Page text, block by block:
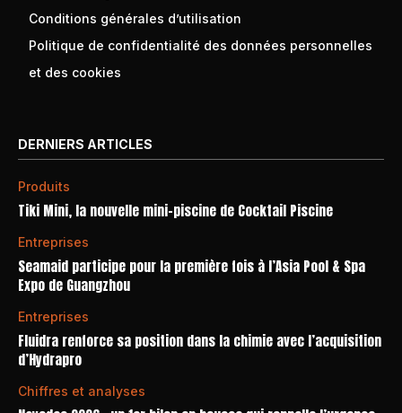
Conditions générales d’utilisation
Politique de confidentialité des données personnelles
et des cookies
DERNIERS ARTICLES
Produits
Tiki Mini, la nouvelle mini-piscine de Cocktail Piscine
Entreprises
Seamaid participe pour la première fois à l’Asia Pool & Spa
Expo de Guangzhou
Entreprises
Fluidra renforce sa position dans la chimie avec l’acquisition
d’Hydrapro
Chiffres et analyses